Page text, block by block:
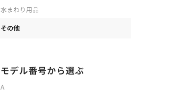
水まわり用品
その他
モデル番号から選ぶ
A